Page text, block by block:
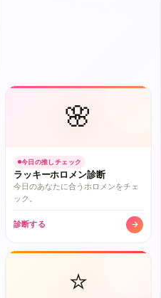
🌸
今日の推しチェック
ラッキーホロメン診断
今日のあなたに合うホロメンをチェ
ック。
診断する
⭐